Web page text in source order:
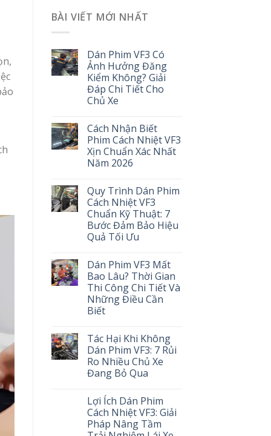
BÀI VIẾT MỚI NHẤT
Dán Phim VF3 Có
Ảnh Hưởng Đăng
Kiểm Không? Giải
Đáp Chi Tiết Cho
Chủ Xe
Cách Nhận Biết
Phim Cách Nhiệt VF3
Xịn Chuẩn Xác Nhất
Năm 2026
Quy Trình Dán Phim
Cách Nhiệt VF3
Chuẩn Kỹ Thuật: 7
Bước Đảm Bảo Hiệu
Quả Tối Ưu
Dán Phim VF3 Mất
Bao Lâu? Thời Gian
Thi Công Chi Tiết Và
Những Điều Cần
Biết
Tác Hại Khi Không
Dán Phim VF3: 7 Rủi
Ro Nhiều Chủ Xe
Đang Bỏ Qua
Lợi Ích Dán Phim
Cách Nhiệt VF3: Giải
Pháp Nâng Tầm